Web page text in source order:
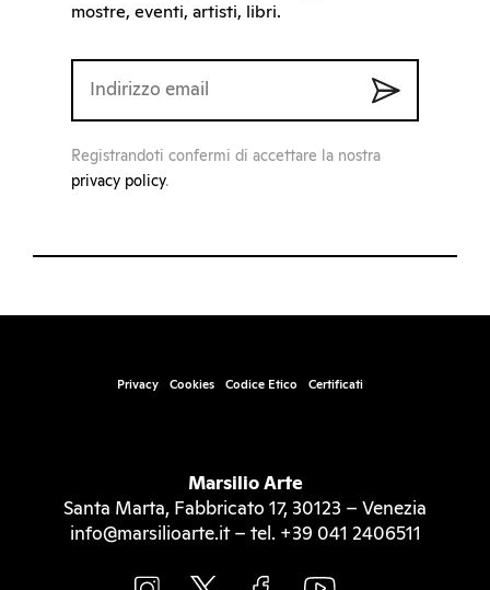
mostre, eventi, artisti, libri.
Registrandoti confermi di accettare la nostra
privacy policy.
Privacy Cookies Codice Etico Certificati
Marsilio Arte
Santa Marta, Fabbricato 17, 30123 – Venezia
info@marsilioarte.it – tel. +39 041 2406511